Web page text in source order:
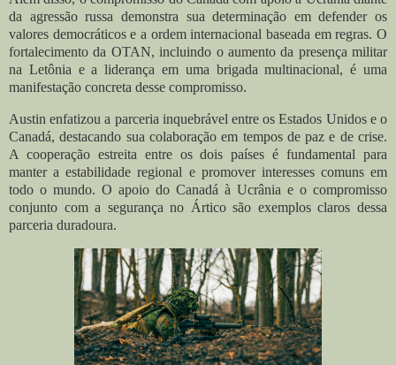
da agressão russa demonstra sua determinação em defender os
valores democráticos e a ordem internacional baseada em regras. O
fortalecimento da OTAN, incluindo o aumento da presença militar
na Letônia e a liderança em uma brigada multinacional, é uma
manifestação concreta desse compromisso.
Austin enfatizou a parceria inquebrável entre os Estados Unidos e o
Canadá, destacando sua colaboração em tempos de paz e de crise.
A cooperação estreita entre os dois países é fundamental para
manter a estabilidade regional e promover interesses comuns em
todo o mundo. O apoio do Canadá à Ucrânia e o compromisso
conjunto com a segurança no Ártico são exemplos claros dessa
parceria duradoura.